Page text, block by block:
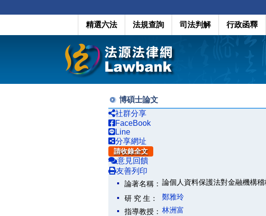
精選六法 法規查詢 司法判解 行政函釋
博碩士論文
社群分享
FaceBook
Line
分享網址
請收錄全文
意見回饋
友善列印
論著名稱： 論個人資料保護法對金融機構
研 究 生：
鄭雅玲
指導教授： 林洲富